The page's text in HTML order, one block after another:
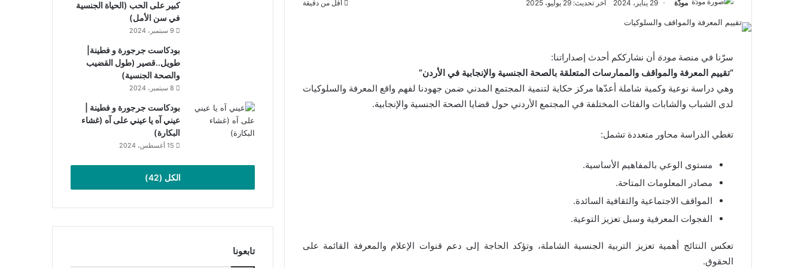
مودّة 29 يناير، 2024 آخر تحديث: 29 يوليو، 2025 أقل من دقيقة
سرّنا في منصة مودة أن نشارككم أحدث إصداراتنا:
“تقييم المعرفة والمواقف والممارسات المتعلقة بالصحة الجنسية والإنجابية في الأردن”
وهي دراسة نوعية وكمية شاملة أعدّها مركز حكاية لتنمية المجتمع المدني ضمن جهودنا لفهم واقع المعرفة والسلوكيات
لدى الشباب والشابات والفئات المختلفة في المجتمع الأردني حول قضايا الصحة الجنسية والإنجابية.
تغطي الدراسة محاور متعددة تشمل:
مستوى الوعي بالمفاهيم الأساسية.
مصادر المعلومات المتاحة.
المواقف الاجتماعية والثقافية السائدة.
الفجوات المعرفية وسبل تعزيز التوعية.
تعكس النتائج أهمية تعزيز التربية الجنسية الشاملة، وتؤكد الحاجة إلى دعم قنوات الإعلام والمعرفة القائمة على
الحقوق.
كبير على الحب (الحياة الجنسية
في سن الأمل)
9 سبتمبر، 2024
بودكاست جرجورة و فطينة|
طويل..قصير (طول القضيب
والصحة الجنسية)
8 سبتمبر، 2024
بودكاست جرجورة و فطينة |
عيني آه يا عيني على آه (غشاء
البكارة)
15 أغسطس، 2024
الكل (42)
تابعونا